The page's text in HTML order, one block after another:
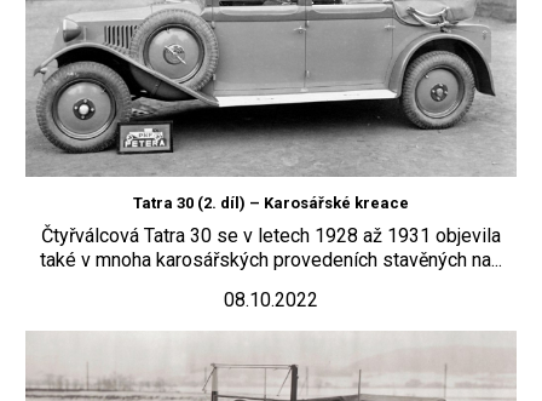
Tatra 30 (2. díl) – Karosářské kreace
Čtyřválcová Tatra 30 se v letech 1928 až 1931 objevila
také v mnoha karosářských provedeních stavěných na...
08.10.2022